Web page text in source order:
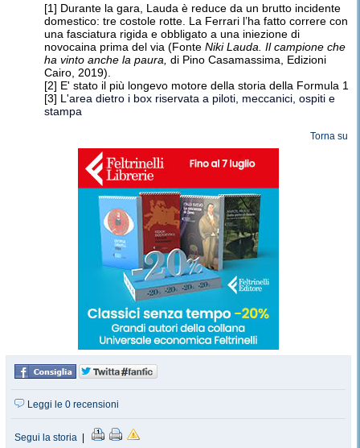
[1] Durante la gara, Lauda è reduce da un brutto incidente
domestico: tre costole rotte. La Ferrari l’ha fatto correre con
una fasciatura rigida e obbligato a una iniezione di
novocaina prima del via (Fonte Niki Lauda. Il campione che
ha vinto anche la paura, di Pino Casamassima, Edizioni
Cairo, 2019).
[2] E' stato il più longevo motore della storia della Formula 1
[3] L 'area dietro i box riservata a piloti, meccanici, ospiti e
stampa
Torna su
Leggi le 0 recensioni
Segui la storia